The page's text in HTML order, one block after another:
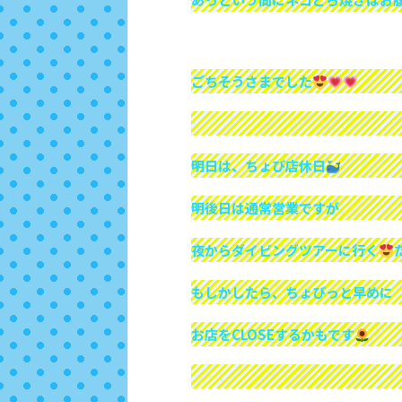
ごちそうさまでした
明日は、ちょび店休日
明後日は通常営業ですが
夜からダイビングツアーに行く
もしかしたら、ちょびっと早めに
お店をCLOSEするかもです